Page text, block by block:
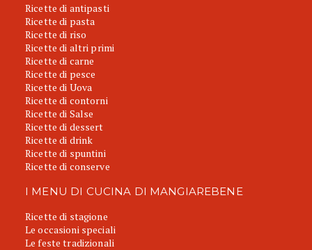
Ricette di antipasti
Ricette di pasta
Ricette di riso
Ricette di altri primi
Ricette di carne
Ricette di pesce
Ricette di Uova
Ricette di contorni
Ricette di Salse
Ricette di dessert
Ricette di drink
Ricette di spuntini
Ricette di conserve
I MENU DI CUCINA DI MANGIAREBENE
Ricette di stagione
Le occasioni speciali
Le feste tradizionali